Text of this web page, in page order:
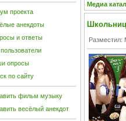
проекта
анекдоты
и ответы
опросы
по сайту
фильм музыку
весёлый анекдот
Медиа
Разместил: